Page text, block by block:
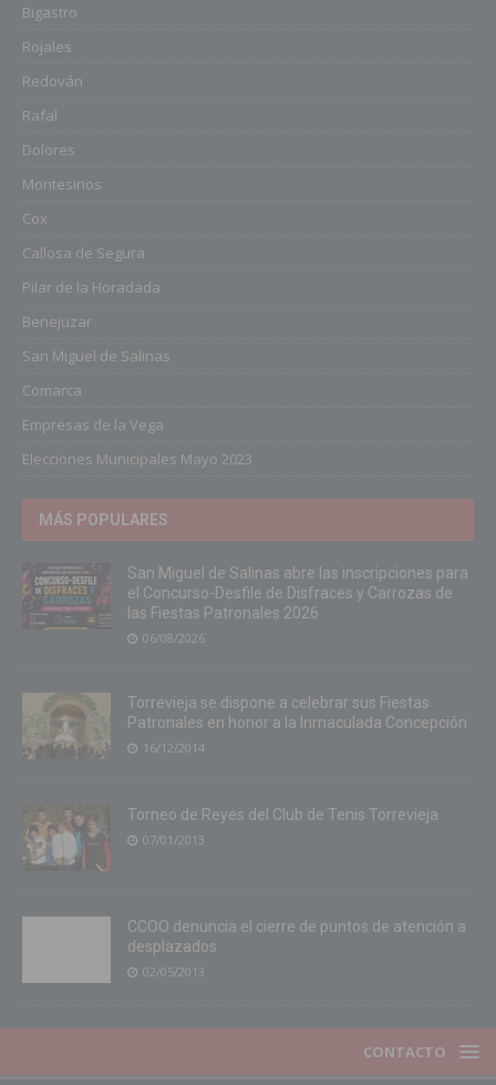
Bigastro
Rojales
Redován
Rafal
Dolores
Montesinos
Cox
Callosa de Segura
Pilar de la Horadada
Benejuzar
San Miguel de Salinas
Comarca
Empresas de la Vega
Elecciones Municipales Mayo 2023
MÁS POPULARES
San Miguel de Salinas abre las inscripciones para
el Concurso-Desfile de Disfraces y Carrozas de
las Fiestas Patronales 2026
06/08/2026
Torrevieja se dispone a celebrar sus Fiestas
Patronales en honor a la Inmaculada Concepción
16/12/2014
Torneo de Reyes del Club de Tenis Torrevieja
07/01/2013
CCOO denuncia el cierre de puntos de atención a
desplazados
02/05/2013
CONTACTO